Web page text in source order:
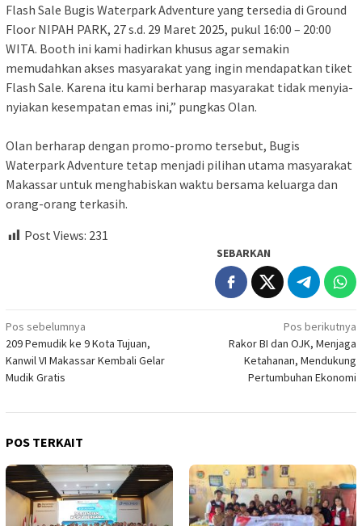
Flash Sale Bugis Waterpark Adventure yang tersedia di Ground
Floor NIPAH PARK, 27 s.d. 29 Maret 2025, pukul 16:00 – 20:00
WITA. Booth ini kami hadirkan khusus agar semakin
memudahkan akses masyarakat yang ingin mendapatkan tiket
Flash Sale. Karena itu kami berharap masyarakat tidak menyia-
nyiakan kesempatan emas ini,” pungkas Olan.
Olan berharap dengan promo-promo tersebut, Bugis
Waterpark Adventure tetap menjadi pilihan utama masyarakat
Makassar untuk menghabiskan waktu bersama keluarga dan
orang-orang terkasih.
Post Views: 231
SEBARKAN
Navigasi
pos
Pos sebelumnya
209 Pemudik ke 9 Kota Tujuan,
Kanwil VI Makassar Kembali Gelar
Mudik Gratis
Pos berikutnya
Rakor BI dan OJK, Menjaga
Ketahanan, Mendukung
Pertumbuhan Ekonomi
POS TERKAIT